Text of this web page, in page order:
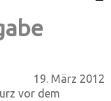
19. März 2012
vor dem